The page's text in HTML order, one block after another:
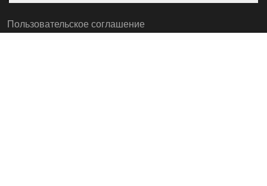
Пользовательское соглашение